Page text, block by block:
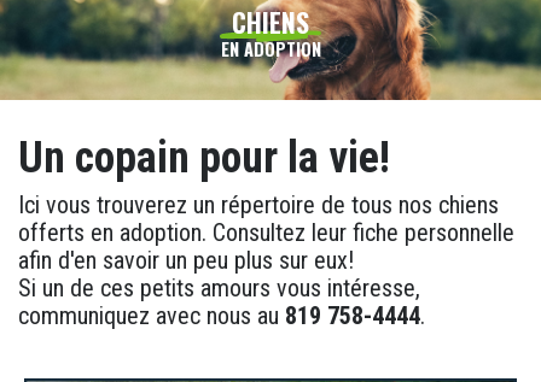
CHIENS
EN ADOPTION
Un copain pour la vie!
Ici vous trouverez un répertoire de tous nos chiens
offerts en adoption. Consultez leur fiche personnelle
afin d'en savoir un peu plus sur eux!
Si un de ces petits amours vous intéresse,
communiquez avec nous au 819 758-4444.